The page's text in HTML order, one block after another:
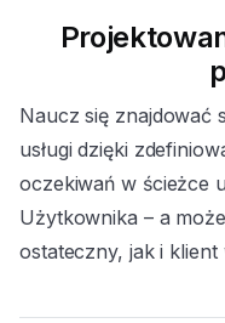
Naucz się znajdować
usługi dzięki
oczekiwań w ścieżce
Użytkownika – a
ostateczny, jak i